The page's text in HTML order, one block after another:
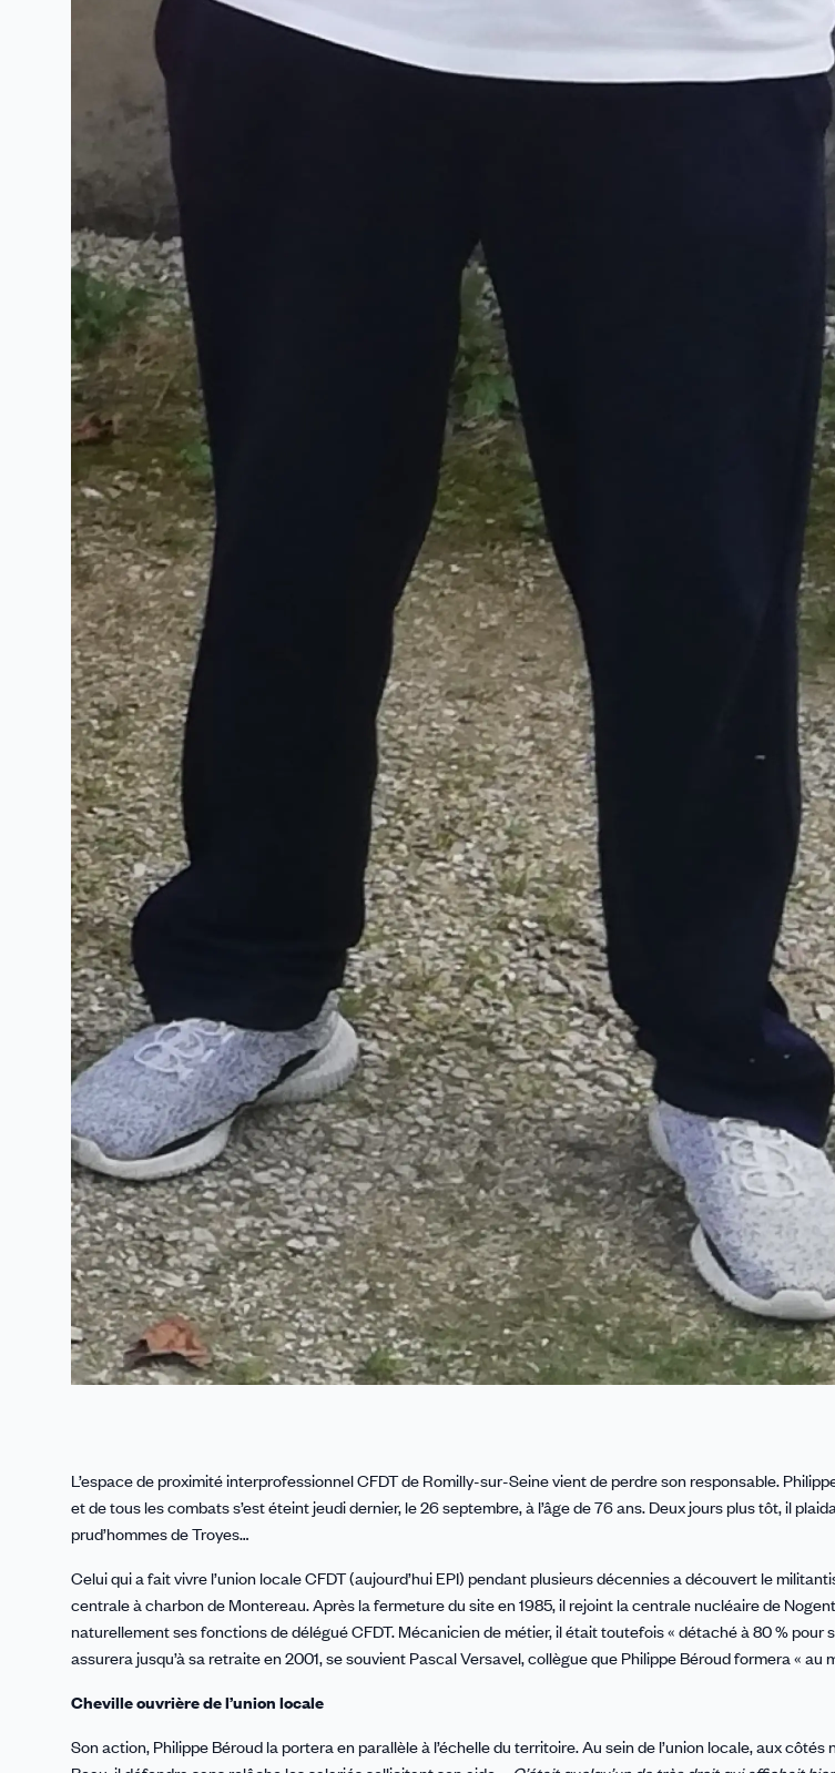
L’espace de proximité interprofessionnel CFDT de Romilly-sur-Seine vient de perdre son responsable.
et de tous les combats s’est éteint jeudi dernier, le 26 septembre, à l’âge de 76 ans. Deux jours plus tôt, il
prud’hommes de Troyes…
Celui qui a fait vivre l’union locale CFDT (aujourd’hui EPI) pendant plusieurs décennies a découvert le
centrale à charbon de Montereau. Après la fermeture du site en 1985, il rejoint la centrale nucléaire de
naturellement ses fonctions de délégué CFDT. Mécanicien de métier, il était toutefois « détaché à 80 % pour
assurera jusqu’à sa retraite en 2001, se souvient Pascal Versavel, collègue que Philippe Béroud formera « au
Cheville ouvrière de l’union locale
Son action, Philippe Béroud la portera en parallèle à l’échelle du territoire. Au sein de l’union locale, aux